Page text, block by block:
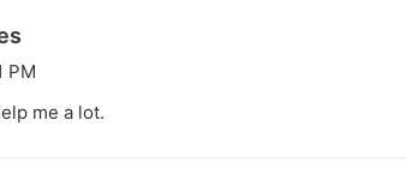
i
e
PM
me a lot.